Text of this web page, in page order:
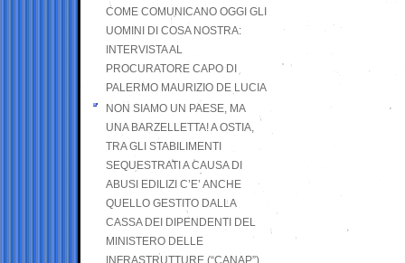
COME COMUNICANO OGGI GLI
UOMINI DI COSA NOSTRA:
INTERVISTA AL
PROCURATORE CAPO DI
PALERMO MAURIZIO DE LUCIA
NON SIAMO UN PAESE, MA
UNA BARZELLETTA! A OSTIA,
TRA GLI STABILIMENTI
SEQUESTRATI A CAUSA DI
ABUSI EDILIZI C’E’ ANCHE
QUELLO GESTITO DALLA
CASSA DEI DIPENDENTI DEL
MINISTERO DELLE
INFRASTRUTTURE (“CANAP”)